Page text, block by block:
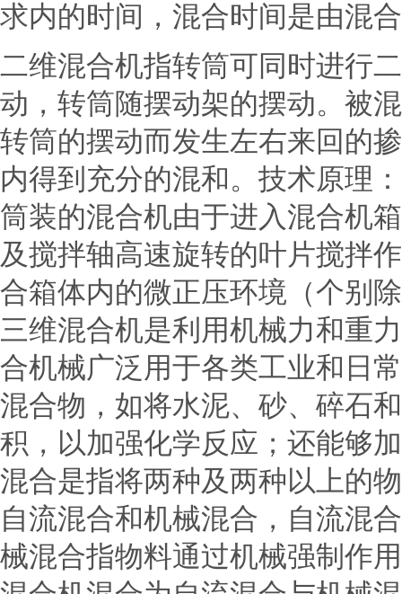
求内的时间，混合时间是由混
二维混合机指转筒可同时进行
动，转筒随摆动架的摆动。被
转筒的摆动而发生左右来回的
内得到充分的混和。技术原理
筒装的混合机由于进入混合机
及搅拌轴高速旋转的叶片搅拌
合箱体内的微正压环境（个别
三维混合机是利用机械力和重
合机械广泛用于各类工业和日
混合物，如将水泥、砂、碎石
积，以加强化学反应；还能够
混合是指将两种及两种以上的
自流混合和机械混合，自流混
械混合指物料通过机械强制作